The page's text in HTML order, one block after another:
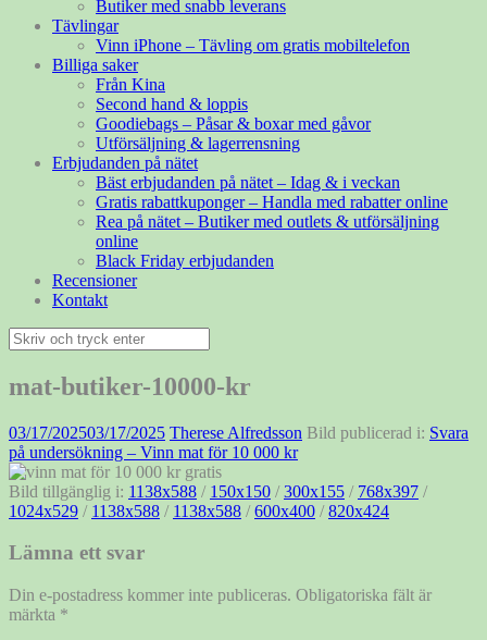
Butiker med snabb leverans
Tävlingar
Vinn iPhone – Tävling om gratis mobiltelefon
Billiga saker
Från Kina
Second hand & loppis
Goodiebags – Påsar & boxar med gåvor
Utförsäljning & lagerrensning
Erbjudanden på nätet
Bäst erbjudanden på nätet – Idag & i veckan
Gratis rabattkuponger – Handla med rabatter online
Rea på nätet – Butiker med outlets & utförsäljning
online
Black Friday erbjudanden
Recensioner
Kontakt
Sök
efter:
mat-butiker-10000-kr
03/17/202503/17/2025 Therese Alfredsson Bild publicerad i: Svara
på undersökning – Vinn mat för 10 000 kr
Bild tillgänglig i: 1138x588 / 150x150 /300x155 / 768x397 /
1024x529 / 1138x588 / 1138x588 /600x400 /820x424
Lämna ett svar
Din e-postadress kommer inte publiceras. Obligatoriska fält är
märkta *